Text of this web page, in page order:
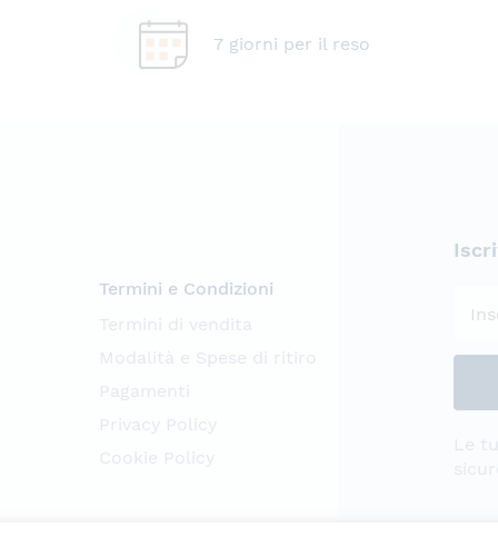
7 giorni per il reso
Termini e Condizioni
Termini di vendita
Modalità e Spese di ritiro
Pagamenti
Privacy Policy
Cookie Policy